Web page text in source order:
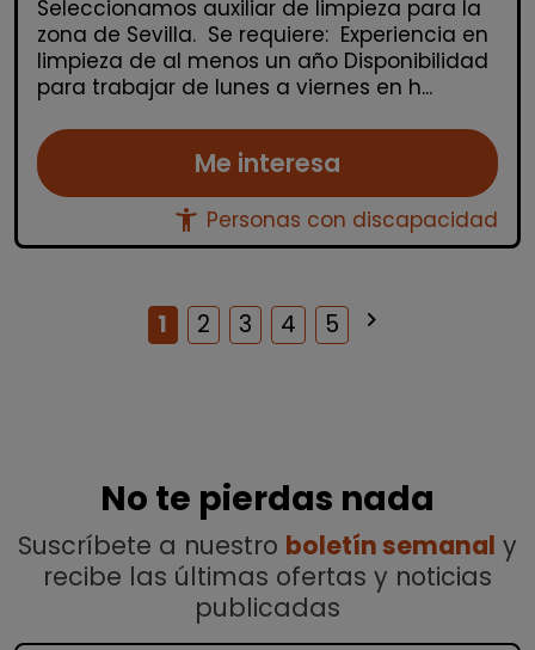
Seleccionamos auxiliar de limpieza para la
zona de Sevilla. Se requiere: Experiencia en
limpieza de al menos un año Disponibilidad
para trabajar de lunes a viernes en h...
Me interesa
accessibility_new Personas con discapacidad
1 2 3 4 5 keyboard_arrow_right
No te pierdas nada
Suscríbete a nuestro boletín semanal y
recibe las últimas ofertas y noticias
publicadas